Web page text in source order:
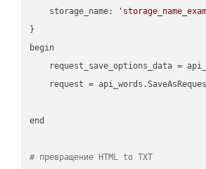
    storage_name:
}
begin
request_save_options_data =
request =
end
# превращение HTML to TXT